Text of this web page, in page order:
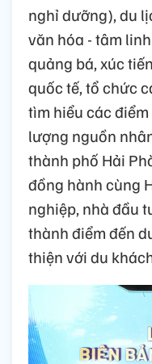
nghỉ dưỡng), du
văn hóa - tâm
quảng bá, xúc
quốc tế, tổ chức
tìm hiểu các
lượng nguồn
thành phố Hải
đồng hành cùng
nghiệp, nhà đầu
thành điểm đến
thiện với du